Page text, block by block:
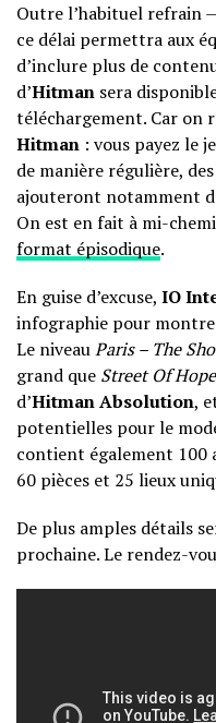
Outre l’habituel refrain
ce délai permettra aux
d’inclure plus de
d’Hitman sera
téléchargement. Car on
Hitman : vous payez le
de manière régulière,
ajouteront notamment
On est en fait à mi-
format épisodique.
En guise d’excuse, IO
infographie pour
Le niveauParis – The
grand que Street Of
d’Hitman Absolution,
potentielles pour le
contient également 100
60 pièces et 25 lieux
De plus amples détails
prochaine. Le rendez-